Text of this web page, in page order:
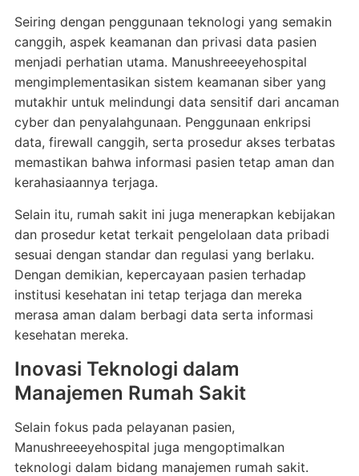
Seiring dengan penggunaan teknologi yang semakin
canggih, aspek keamanan dan privasi data pasien
menjadi perhatian utama. Manushreeeyehospital
mengimplementasikan sistem keamanan siber yang
mutakhir untuk melindungi data sensitif dari ancaman
cyber dan penyalahgunaan. Penggunaan enkripsi
data, firewall canggih, serta prosedur akses terbatas
memastikan bahwa informasi pasien tetap aman dan
kerahasiaannya terjaga.
Selain itu, rumah sakit ini juga menerapkan kebijakan
dan prosedur ketat terkait pengelolaan data pribadi
sesuai dengan standar dan regulasi yang berlaku.
Dengan demikian, kepercayaan pasien terhadap
institusi kesehatan ini tetap terjaga dan mereka
merasa aman dalam berbagi data serta informasi
kesehatan mereka.
Inovasi Teknologi dalam
Manajemen Rumah Sakit
Selain fokus pada pelayanan pasien,
Manushreeeyehospital juga mengoptimalkan
teknologi dalam bidang manajemen rumah sakit.